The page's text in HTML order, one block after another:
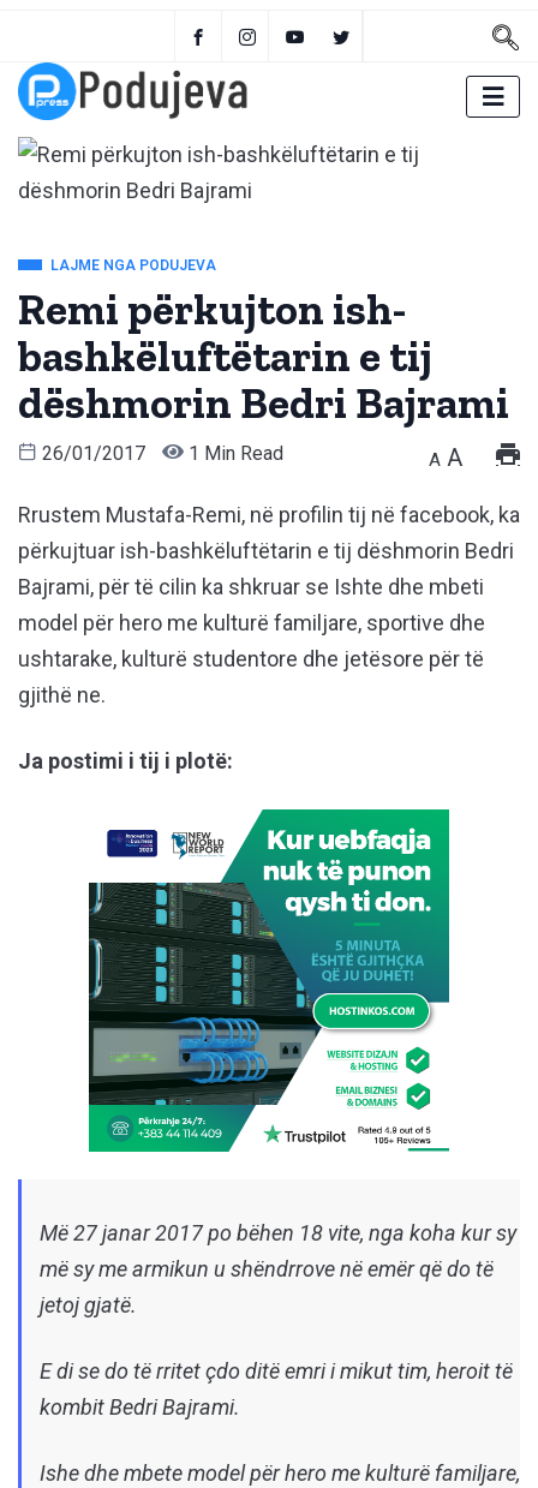
LAJME NGA PODUJEVA
Remi përkujton ish-
bashkëluftëtarin e tij
dëshmorin Bedri Bajrami
26/01/2017 1 Min Read A A
Rrustem Mustafa-Remi, në profilin tij në facebook, ka
përkujtuar ish-bashkëluftëtarin e tij dëshmorin Bedri
Bajrami, për të cilin ka shkruar se Ishte dhe mbeti
model për hero me kulturë familjare, sportive dhe
ushtarake, kulturë studentore dhe jetësore për të
gjithë ne.
Ja postimi i tij i plotë:
Më 27 janar 2017 po bëhen 18 vite, nga koha kur sy
më sy me armikun u shëndrrove në emër që do të
jetoj gjatë.
E di se do të rritet çdo ditë emri i mikut tim, heroit të
kombit Bedri Bajrami.
Ishe dhe mbete model për hero me kulturë familjare,